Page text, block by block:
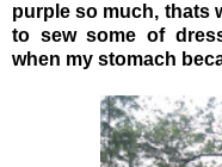
purple so much, thats
to sew some of
when my stomach